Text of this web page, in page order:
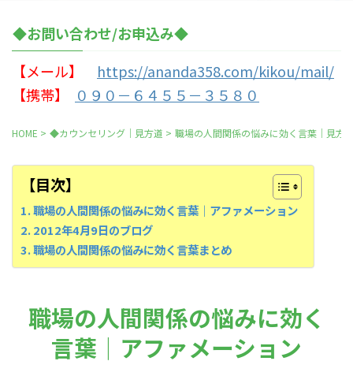
◆お問い合わせ/お申込み◆
【メール】
https://ananda358.com/kikou/mail/
【携帯】
０９０－６４５５－３５８０
HOME > ◆カウンセリング｜見方道 > 職場の人間関係の悩みに効く言葉｜見方
【目次】
職場の人間関係の悩みに効く言葉｜アファメーション
2012年4月9日のブログ
職場の人間関係の悩みに効く言葉まとめ
職場の人間関係の悩みに効く
言葉｜アファメーション